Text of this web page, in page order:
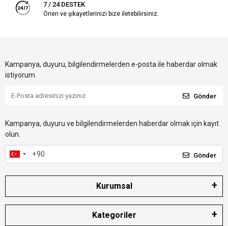
7 / 24 DESTEK
Öneri ve şikayetlerinizi bize iletebilirsiniz.
Kampanya, duyuru, bilgilendirmelerden e-posta ile haberdar olmak
istiyorum.
Gönder
Kampanya, duyuru ve bilgilendirmelerden haberdar olmak için kayıt
olun.
Gönder
Kurumsal
Kategoriler